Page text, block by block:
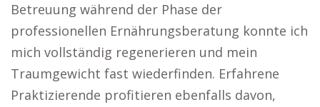
Betreuung während der Phase der
professionellen Ernährungsberatung konnte ich
mich vollständig regenerieren und mein
Traumgewicht fast wiederfinden. Erfahrene
Praktizierende profitieren ebenfalls davon,